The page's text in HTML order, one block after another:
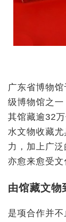
广东省博物
级博物馆之一
其馆藏逾32
水文物收藏
力，加上广
亦愈来愈受文
由馆藏文物
是项合作并